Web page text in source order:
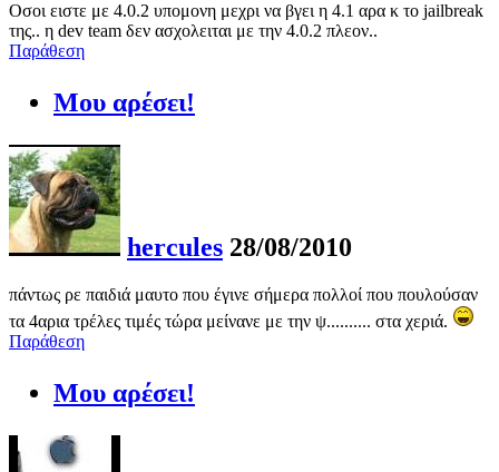
Οσοι ειστε με 4.0.2 υπομονη μεχρι να βγει η 4.1 αρα κ το jailbreak
της.. η dev team δεν ασχολειται με την 4.0.2 πλεον..
Παράθεση
Μου αρέσει!
hercules 28/08/2010
πάντως ρε παιδιά μαυτο που έγινε σήμερα πολλοί που πουλούσαν
τα 4αρια τρέλες τιμές τώρα μείνανε με την ψ.......... στα χεριά.
Παράθεση
Μου αρέσει!